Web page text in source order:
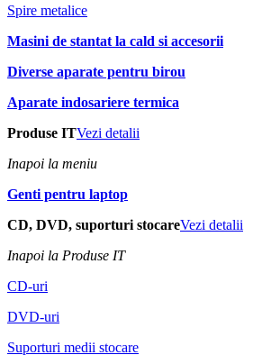
Spire metalice
Masini de stantat la cald si accesorii
Diverse aparate pentru birou
Aparate indosariere termica
Produse ITVezi detalii
Inapoi la meniu
Genti pentru laptop
CD, DVD, suporturi stocareVezi detalii
Inapoi la Produse IT
CD-uri
DVD-uri
Suporturi medii stocare